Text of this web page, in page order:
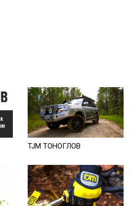
TJM ТОНОГЛОВ